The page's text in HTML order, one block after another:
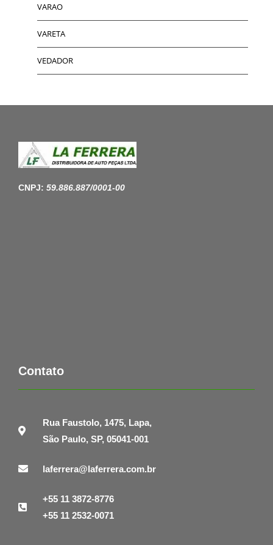
VARAO
VARETA
VEDADOR
CNPJ: 59.886.887/0001-00
Contato
Rua Faustolo, 1475, Lapa,
São Paulo, SP, 05041-001
laferrera@laferrera.com.br
+55 11 3872-8776
+55 11 2532-0071